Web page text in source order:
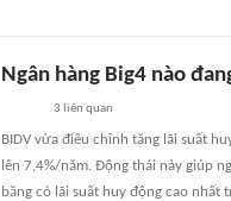
Ngân hàng Big4 nào
3 liên quan
BIDV vừa điều chỉnh tăng lãi suất
lên 7,4%/năm. Động thái này giúp
băng có lãi suất huy động cao nhất